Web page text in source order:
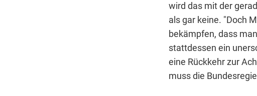
wird das mit der
als gar keine. "Doch
bekämpfen, dass
stattdessen ein
eine Rückkehr zur
muss die